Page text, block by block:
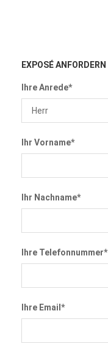
EXPOSÉ ANFORDERN
Ihre Anrede*
Ihr Vorname*
Ihr Nachname*
Ihre Telefonnummer*
Ihre Email*